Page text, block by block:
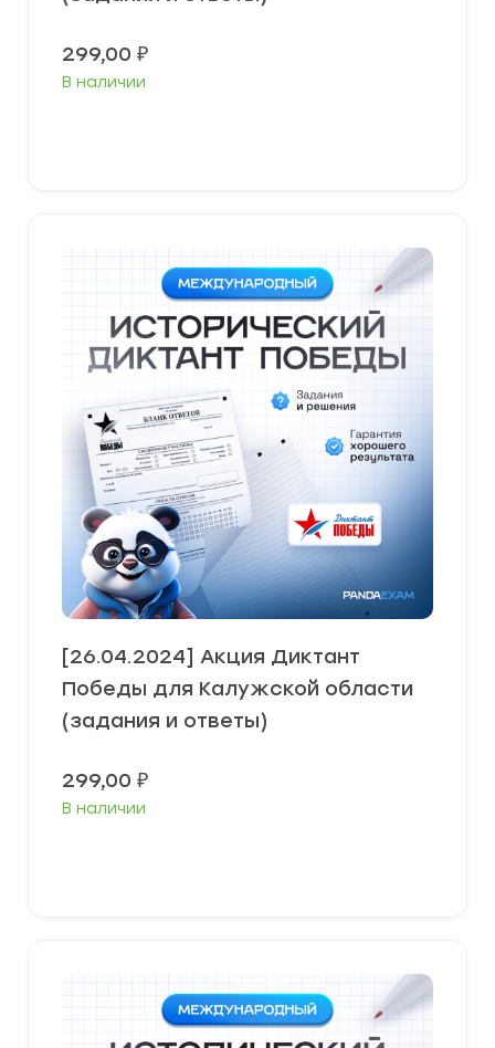
299,00 ₽
В наличии
[26.04.2024] Акция Диктант
Победы для Калужской области
(задания и ответы)
299,00 ₽
В наличии